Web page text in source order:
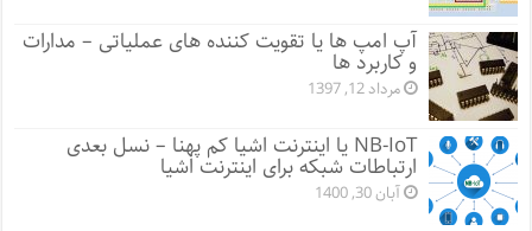
آپ امپ ها یا تقویت کننده های عملیاتی – مدارات
و کاربرد ها
مرداد 12, 1397
NB-IoT یا اینترنت اشیا کم پهنا – نسل بعدی
ارتباطات شبکه برای اینترنت اشیا
آبان 30, 1400